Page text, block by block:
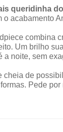
queridinha
o acabamento
combina
Um brilho
noite, sem
de
Pede por